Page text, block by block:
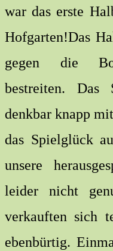
war das erste
Hofgarten!Das
gegen die
bestreiten.
denkbar knapp
das Spielglück
unsere
leider nicht
verkauften sich
ebenbürtig.